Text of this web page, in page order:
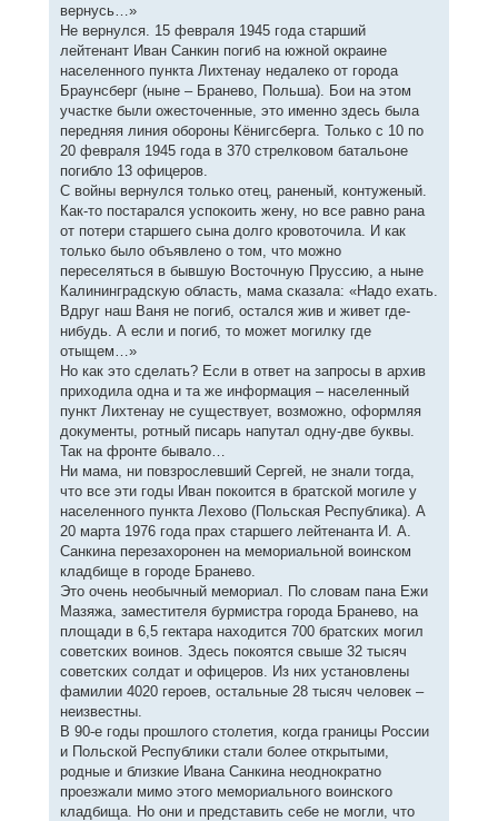
вернусь…»
Не вернулся. 15 февраля 1945 года старший
лейтенант Иван Санкин погиб на южной окраине
населенного пункта Лихтенау недалеко от города
Браунсберг (ныне – Бранево, Польша). Бои на этом
участке были ожесточенные, это именно здесь была
передняя линия обороны Кёнигсберга. Только с 10 по
20 февраля 1945 года в 370 стрелковом батальоне
погибло 13 офицеров.
С войны вернулся только отец, раненый, контуженый.
Как-то постарался успокоить жену, но все равно рана
от потери старшего сына долго кровоточила. И как
только было объявлено о том, что можно
переселяться в бывшую Восточную Пруссию, а ныне
Калининградскую область, мама сказала: «Надо ехать.
Вдруг наш Ваня не погиб, остался жив и живет где-
нибудь. А если и погиб, то может могилку где
отыщем…»
Но как это сделать? Если в ответ на запросы в архив
приходила одна и та же информация – населенный
пункт Лихтенау не существует, возможно, оформляя
документы, ротный писарь напутал одну-две буквы.
Так на фронте бывало…
Ни мама, ни повзрослевший Сергей, не знали тогда,
что все эти годы Иван покоится в братской могиле у
населенного пункта Лехово (Польская Республика). А
20 марта 1976 года прах старшего лейтенанта И. А.
Санкина перезахоронен на мемориальной воинском
кладбище в городе Бранево.
Это очень необычный мемориал. По словам пана Ежи
Мазяжа, заместителя бурмистра города Бранево, на
площади в 6,5 гектара находится 700 братских могил
советских воинов. Здесь покоятся свыше 32 тысяч
советских солдат и офицеров. Из них установлены
фамилии 4020 героев, остальные 28 тысяч человек –
неизвестны.
В 90-е годы прошлого столетия, когда границы России
и Польской Республики стали более открытыми,
родные и близкие Ивана Санкина неоднократно
проезжали мимо этого мемориального воинского
кладбища. Но они и представить себе не могли, что